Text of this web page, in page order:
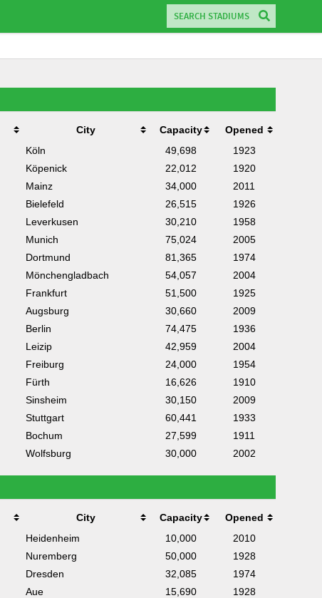
City Capacity
Opened
Köln 49,698
1923
Köpenick 22,012
1920
Mainz 34,000
2011
Bielefeld 26,515
1926
Leverkusen 30,210
1958
Munich 75,024
2005
Dortmund 81,365
1974
Mönchengladbach 54,057
2004
Frankfurt 51,500
1925
Augsburg 30,660
2009
Berlin 74,475
1936
Leizip 42,959
2004
Freiburg 24,000
1954
Fürth 16,626
1910
Sinsheim 30,150
2009
Stuttgart 60,441
1933
Bochum 27,599
1911
Wolfsburg 30,000 2002
City Capacity
Opened
Heidenheim 10,000
2010
Nuremberg 50,000
1928
Dresden 32,085
1974
Aue 15,690
1928